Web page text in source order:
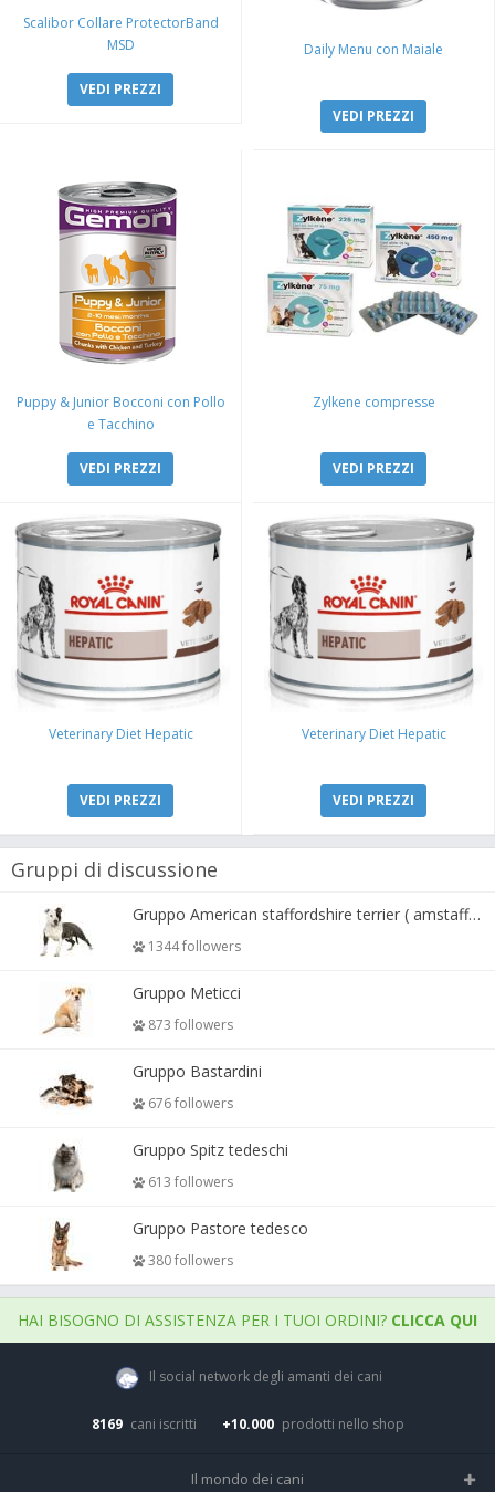
Scalibor Collare ProtectorBand
MSD
VEDI PREZZI
Daily Menu con Maiale
VEDI PREZZI
Puppy & Junior Bocconi con Pollo
e Tacchino
VEDI PREZZI
Zylkene compresse
VEDI PREZZI
Veterinary Diet Hepatic
VEDI PREZZI
Veterinary Diet Hepatic
VEDI PREZZI
Gruppi di discussione
Gruppo American staffordshire terrier ( amstaff, amastaff )
1344 followers
Gruppo Meticci
873 followers
Gruppo Bastardini
676 followers
Gruppo Spitz tedeschi
613 followers
Gruppo Pastore tedesco
380 followers
HAI BISOGNO DI ASSISTENZA PER I TUOI ORDINI? CLICCA QUI
Il social network degli amanti dei cani
8169 cani iscritti +10.000 prodotti nello shop
Il mondo dei cani